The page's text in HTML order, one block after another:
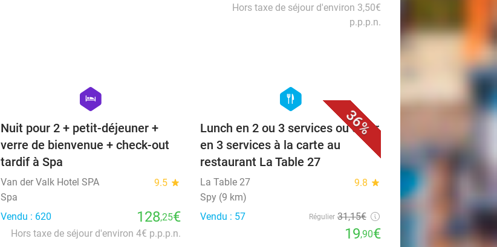
Hors taxe de séjour d'environ 3,50€
p.p.p.n.
hexagon
hotel
Nuit pour 2 + petit-déjeuner +
verre de bienvenue + check-out
tardif à Spa
Van der Valk Hotel SPA 9.5 star
Spa
Vendu : 620
128,25€
Hors taxe de séjour d'environ 4€ p.p.p.n.
36%
hexagon
food
Lunch en 2 ou 3 services ou dîner
en 3 services à la carte au
restaurant La Table 27
La Table 27 9.8 star
Spy (9 km)
Vendu : 57
Régulier 31,15€
19,90€